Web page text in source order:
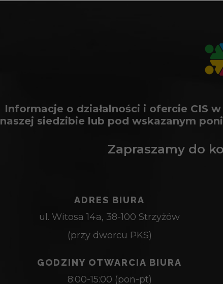
Informacje o działalności i ofercie CIS
naszej siedzibie lub pod wskazanym
Zapraszamy do
ADRES BIURA
ul. Witosa 14a, 38-100 Strzyżów
(przy dworcu PKS)
GODZINY OTWARCIA BIURA
8:00-15:00 (pon-pt)